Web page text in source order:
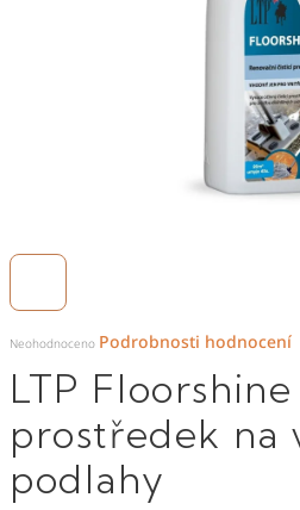
LTP
prostředek na
podlahy
Průměrné
hodnocení
je
0,0
5
Neohodnoceno Podrobnosti hodnocení